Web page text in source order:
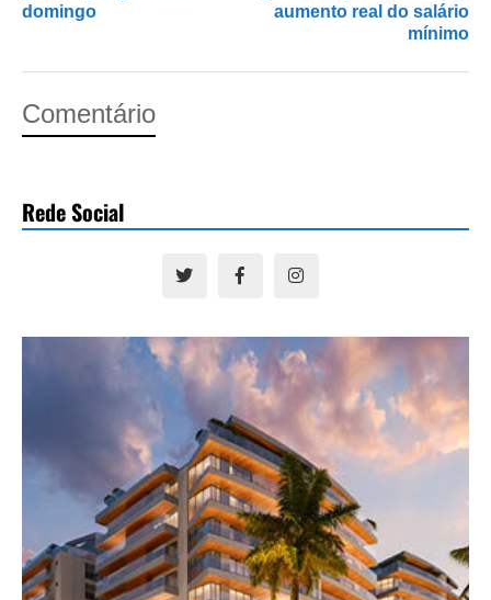
domingo
aumento real do salário
mínimo
Comentário
Rede Social